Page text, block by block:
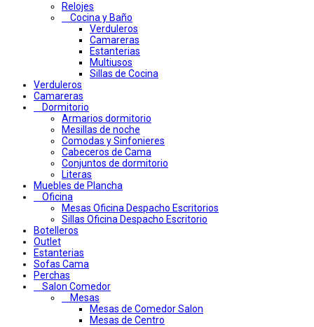
Relojes
Cocina y Baño
Verduleros
Camareras
Estanterias
Multiusos
Sillas de Cocina
Verduleros
Camareras
Dormitorio
Armarios dormitorio
Mesillas de noche
Comodas y Sinfonieres
Cabeceros de Cama
Conjuntos de dormitorio
Literas
Muebles de Plancha
Oficina
Mesas Oficina Despacho Escritorios
Sillas Oficina Despacho Escritorio
Botelleros
Outlet
Estanterias
Sofas Cama
Perchas
Salon Comedor
Mesas
Mesas de Comedor Salon
Mesas de Centro